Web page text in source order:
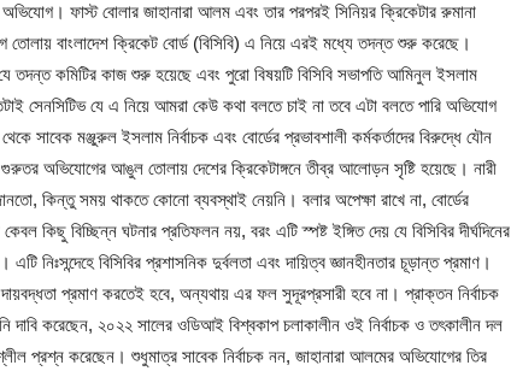
ফাস্ট বোলার জাহানারা আলম এবং তার পরপরই সিনিয়র ক্রিকেটার রুমানা
তোলায় বাংলাদেশ ক্রিকেট বোর্ড (বিসিবি) এ নিয়ে এরই মধ্যে তদন্ত শুরু করেছে।
যে তদন্ত কমিটির কাজ শুরু হয়েছে এবং পুরো বিষয়টি বিসিবি সভাপতি আমিনুল ইসলাম
সেনসিটিভ যে এ নিয়ে আমরা কেউ কথা বলতে চাই না তবে এটা বলতে পারি অভিযোগ
সাবেক মঞ্জুরুল ইসলাম নির্বাচক এবং বোর্ডের প্রভাবশালী কর্মকর্তাদের বিরুদ্ধে যৌন
অভিযোগের আঙুল তোলায় দেশের ক্রিকেটাঙ্গনে তীব্র আলোড়ন সৃষ্টি হয়েছে। নারী
কিন্তু সময় থাকতে কোনো ব্যবস্থাই নেয়নি। বলার অপেক্ষা রাখে না, বোর্ডের
কিছু বিচ্ছিন্ন ঘটনার প্রতিফলন নয়, বরং এটি স্পষ্ট ইঙ্গিত দেয় যে বিসিবির দীর্ঘদিনের
নিঃসন্দেহে বিসিবির প্রশাসনিক দুর্বলতা এবং দায়িত্ব জ্ঞানহীনতার চূড়ান্ত প্রমাণ।
প্রমাণ করতেই হবে, অন্যথায় এর ফল সুদূরপ্রসারী হবে না। প্রাক্তন নির্বাচক
দাবি করেছেন, ২০২২ সালের ওডিআই বিশ্বকাপ চলাকালীন ওই নির্বাচক ও তৎকালীন দল
প্রশ্ন করেছেন। শুধুমাত্র সাবেক নির্বাচক নন, জাহানারা আলমের অভিযোগের তির